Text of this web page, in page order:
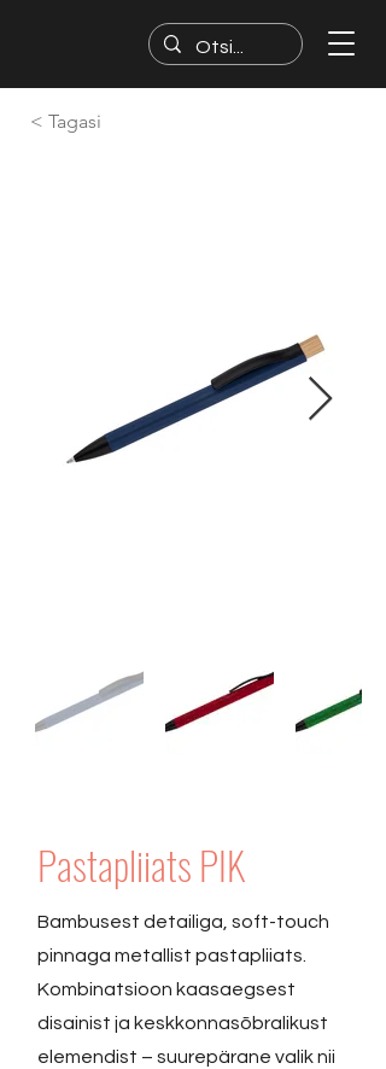
< Tagasi
Pastapliiats PIK
Bambusest detailiga, soft-touch
pinnaga metallist pastapliiats.
Kombinatsioon kaasaegsest
disainist ja keskkonnasõbralikust
elemendist – suurepärane valik nii